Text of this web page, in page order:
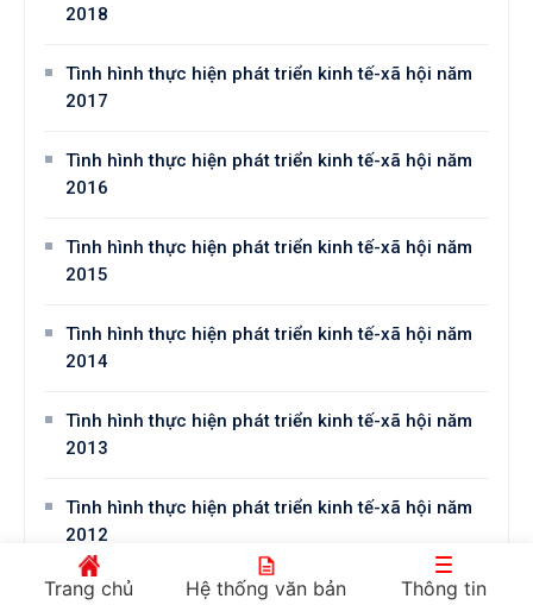
2018
Tình hình thực hiện phát triển kinh tế-xã hội năm
2017
Tình hình thực hiện phát triển kinh tế-xã hội năm
2016
Tình hình thực hiện phát triển kinh tế-xã hội năm
2015
Tình hình thực hiện phát triển kinh tế-xã hội năm
2014
Tình hình thực hiện phát triển kinh tế-xã hội năm
2013
Tình hình thực hiện phát triển kinh tế-xã hội năm
2012
Tình hình thực hiện phát triển kinh tế-xã hội năm
Trang chủ Hệ thống văn bản Thông tin